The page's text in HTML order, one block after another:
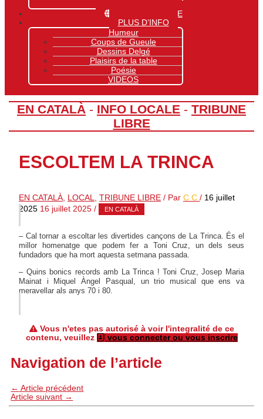
INFO MONDIALE
PLUS D’INFO
Humeur
Coups de Gueule
Dessins Delgé
Plaisirs de la table
Poésie
VIDEOS
EN CATALÀ - INFO LOCALE - TRIBUNE
LIBRE
ESCOLTEM LA TRINCA
EN CATALÀ, LOCAL,TRIBUNE LIBRE / ParC C / 16 juillet
2025 16 juillet 2025 / EN CATALÀ
– Cal tornar a escoltar les divertides cançons de La Trinca. És el
millor homenatge que podem fer a Toni Cruz, un dels seus
fundadors que ha mort aquesta setmana passada.
– Quins bonics records amb La Trinca ! Toni Cruz, Josep Maria
Mainat i Miquel Àngel Pasqual, un trio musical que ens va
meravellar als anys 70 i 80.
Vous n'etes pas autorisé à voir l'integralité de ce
contenu, veuillez
vous connecter ou vous inscrire
Navigation de l’article
← Article précédent
Article suivant →